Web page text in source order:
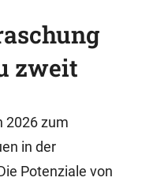
zweit
2026 zum
in der
Potenziale von